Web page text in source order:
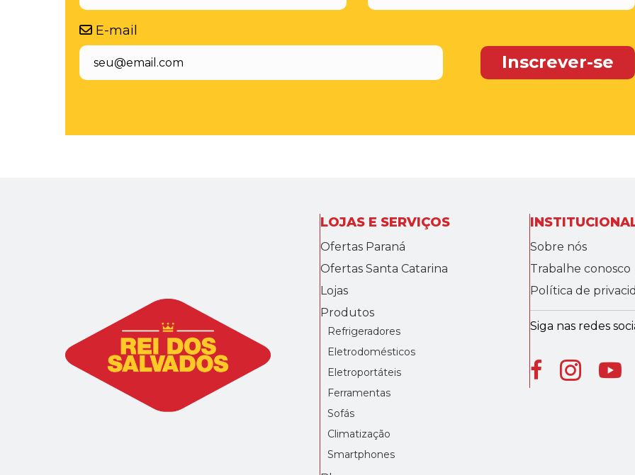
E-mail
LOJAS E SERVIÇOS
Ofertas Paraná
Ofertas Santa Catarina
Lojas
Produtos
Refrigeradores
Eletrodomésticos
Eletroportáteis
Ferramentas
Sofás
Climatização
Smartphones
Sobre nós
Trabalhe conosco
Política de
Siga nas redes